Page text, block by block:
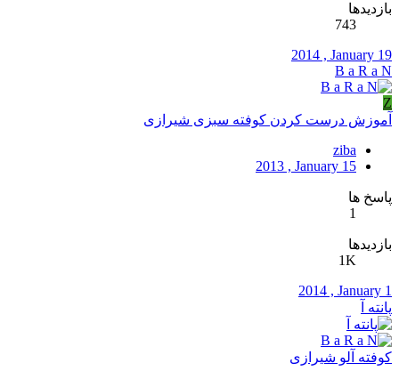
بازدیدها
743
2014 , January 19
B a R a N
Z
آموزش درست کردن کوفته سبزی شیرازی
ziba
2013 , January 15
پاسخ ها
1
بازدیدها
1K
2014 , January 1
پانته آ
کوفته آلو شیرازی